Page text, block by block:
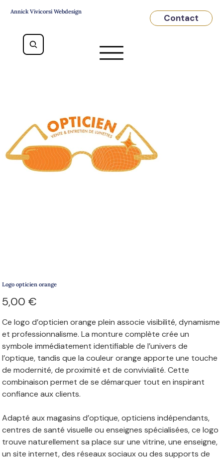
Annick Vivicorsi Webdesign
Contact
Logo opticien orange
5,00 €
Ce logo d’opticien orange plein associe visibilité, dynamisme
et professionnalisme. La monture complète crée un
symbole immédiatement identifiable de l’univers de
l’optique, tandis que la couleur orange apporte une touche
de modernité, de proximité et de convivialité. Cette
combinaison permet de se démarquer tout en inspirant
confiance aux clients.
Adapté aux magasins d’optique, opticiens indépendants,
centres de santé visuelle ou enseignes spécialisées, ce logo
trouve naturellement sa place sur une vitrine, une enseigne,
un site internet, des réseaux sociaux ou des supports de